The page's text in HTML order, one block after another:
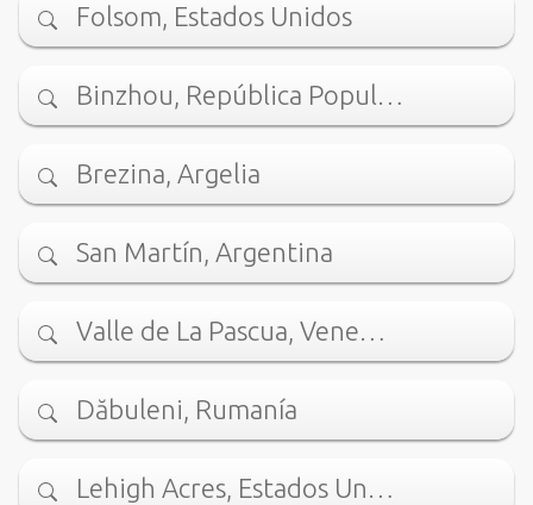
Folsom, Estados Unidos
Binzhou, República Popul…
Brezina, Argelia
San Martín, Argentina
Valle de La Pascua, Vene…
Dăbuleni, Rumanía
Lehigh Acres, Estados Un…